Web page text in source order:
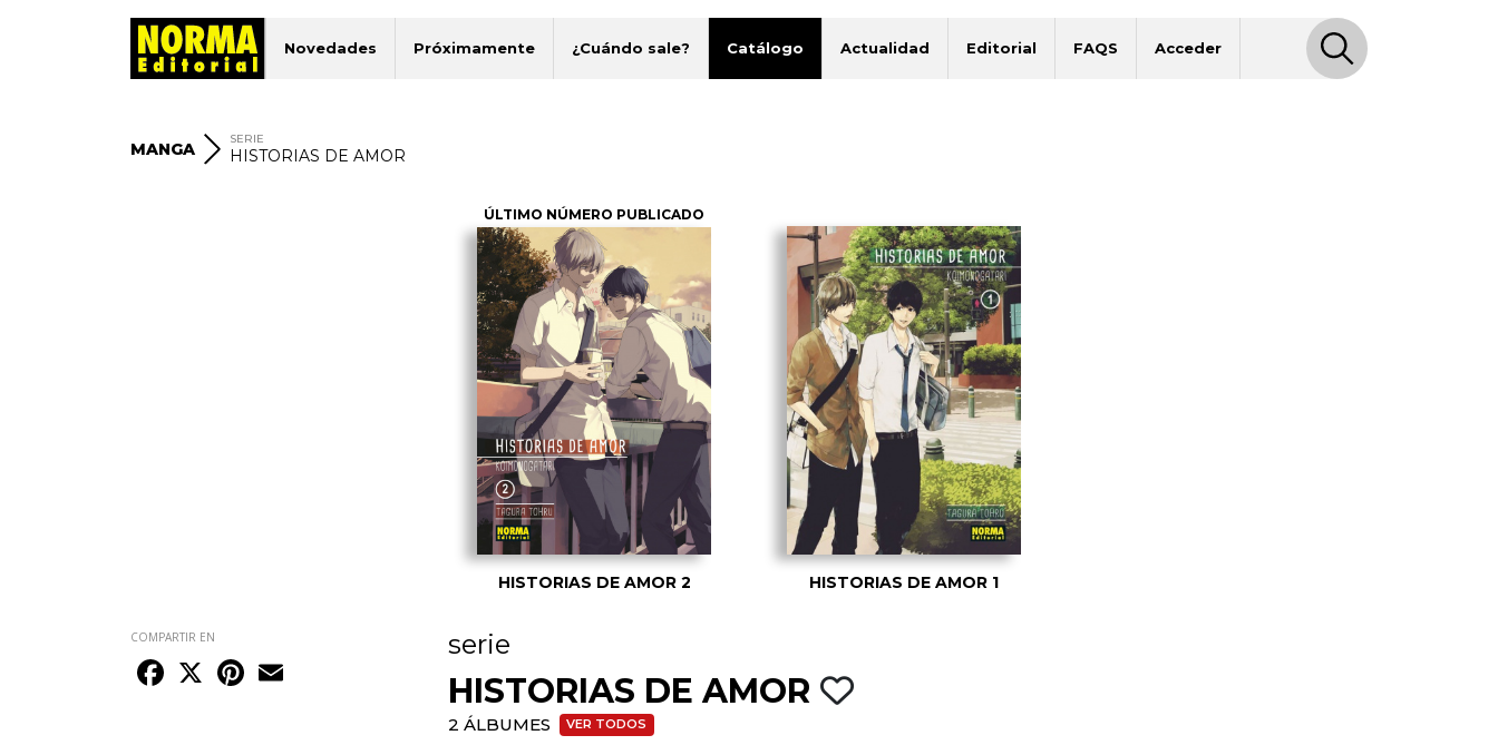
Novedades Próximamente ¿Cuándo sale? Catálogo Actualidad Editorial FAQS Acceder
MANGA
SERIE
HISTORIAS DE AMOR
ÚLTIMO NÚMERO PUBLICADO
HISTORIAS DE AMOR 2 HISTORIAS DE AMOR 1
COMPARTIR EN
Facebook
X Pinterest
serie
HISTORIAS DE AMOR
2 ÁLBUMES VER TODOS